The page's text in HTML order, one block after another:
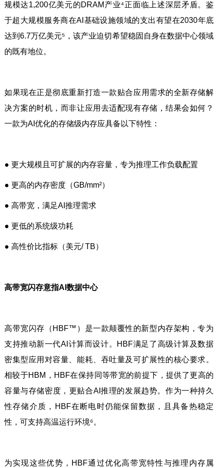
规模达1,200亿美元的DRAM产业⁴正面临上述深层矛盾。鉴
于超大规模服务商在AI基础设施领域的支出有望在2030年底
达到6.7万亿美元⁵，该产业迫切希望稳固自身在数据中心领域
的既有地位。
如果现在正是彻底重新打造一款贴合应用需求的全新存储解
决方案的时机，而非让应用去适配现有存储，结果会如何？
一款为AI优化的存储级内存应具备以下特性：
● 更大规模且可扩展的内存容量，专为推理工作负载配置
● 更高的内存密度（GB/mm²）
● 高带宽，满足AI推理需求
● 更低的系统级功耗
● 高性价比指标（美元/ TB）
高带宽闪存意指AI数据中心
高带宽闪存（HBF™）是一款颠覆性的新型内存架构，专为
支持推动新一代AI计算而设计。HBF满足了高级计算及数据
密集型应用对容量、能耗、吞吐量及可扩展性的核心要求。
相较于HBM，HBF在保持同等带宽的前提下，提供了更高的
容量与存储密度，更贴合AI推理的发展趋势。作为一种持久
性存储介质，HBF在断电时仍能保留数据，且具备热稳定
性，可支持高温运行环境⁶。
为实现这些优势，HBF通过优化高带宽特性与推理内存属